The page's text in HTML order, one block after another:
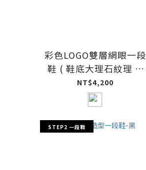
彩色LOGO雙層網眼一段
鞋 ( 鞋底大理石紋理 )-
淡紫
NT$4,200
STEP2 一段鞋